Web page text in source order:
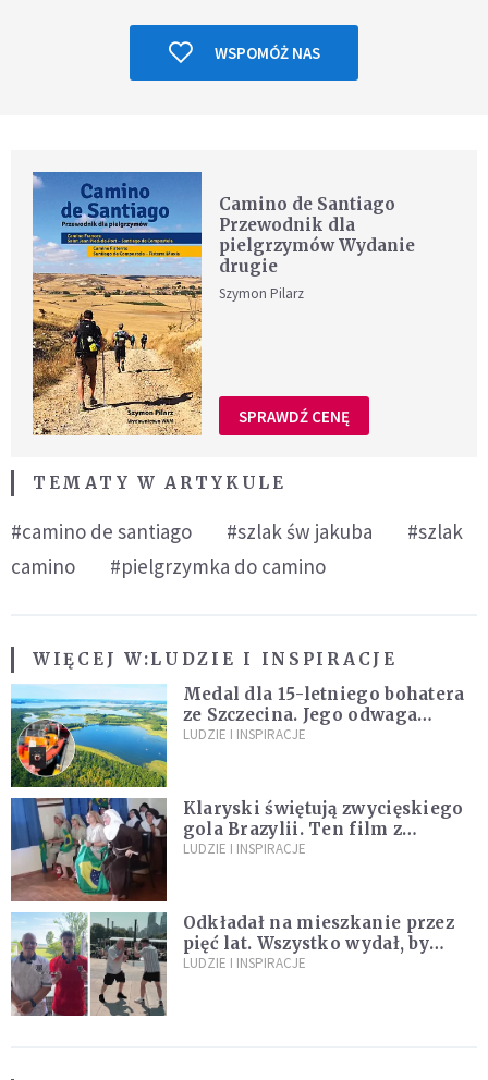
WSPOMÓŻ NAS
Camino de Santiago
Przewodnik dla
pielgrzymów Wydanie
drugie
Szymon Pilarz
SPRAWDŹ CENĘ
TEMATY W ARTYKULE
#camino de santiago #szlak św jakuba
#szlak
camino
#pielgrzymka do camino
WIĘCEJ W:LUDZIE I INSPIRACJE
Medal dla 15-letniego bohatera
ze Szczecina. Jego odwaga
ocaliła ludzkie życie
LUDZIE I INSPIRACJE
Klaryski świętują zwycięskiego
gola Brazylii. Ten film z
zakonnicami obejrzały już
LUDZIE I INSPIRACJE
Odkładał na mieszkanie przez
pięć lat. Wszystko wydał, by
spełnić marzenie 80-letniego
LUDZIE I INSPIRACJE